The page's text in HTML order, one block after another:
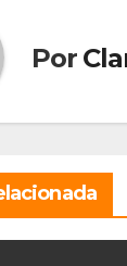
Por